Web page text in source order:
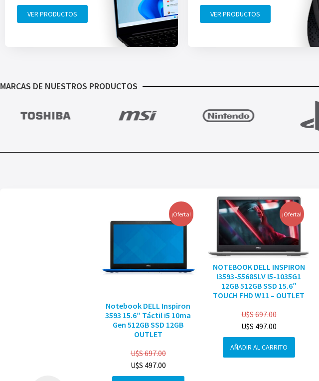
VER PRODUCTOS VER PRODUCTOS
MARCAS DE NUESTROS PRODUCTOS
¡Oferta!
Notebook DELL Inspiron
3593 15.6″ Táctil i5 10ma
Gen 512GB SSD 12GB
OUTLET
U$S697.00
U$S 497.00
¡Oferta!
NOTEBOOK DELL INSPIRON
I3593-5568SLV I5-1035G1
12GB 512GB SSD 15.6″
TOUCH FHD W11 – OUTLET
U$S697.00
U$S 497.00
AÑADIR AL CARRITO